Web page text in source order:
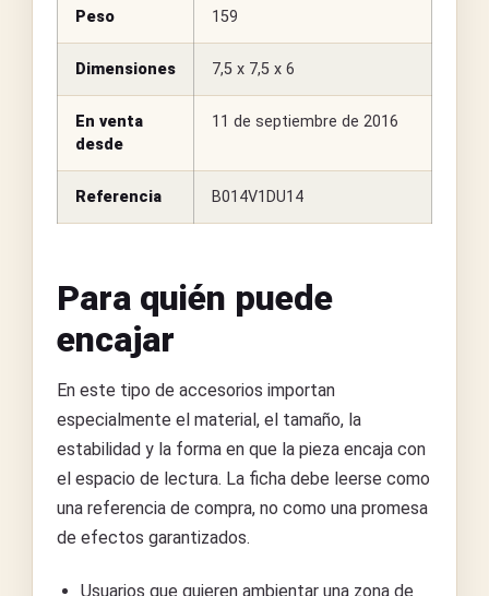
Peso 159
Dimensiones 7,5 x 7,5 x 6
En venta
desde
11 de septiembre de 2016
Referencia B014V1DU14
Para quién puede
encajar
En este tipo de accesorios importan
especialmente el material, el tamaño, la
estabilidad y la forma en que la pieza encaja con
el espacio de lectura. La ficha debe leerse como
una referencia de compra, no como una promesa
de efectos garantizados.
Usuarios que quieren ambientar una zona de